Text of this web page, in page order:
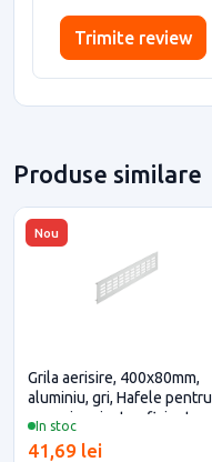
Trimite review
Produse similare
Nou
In stoc
Grila aerisire, 400x80mm,
aluminiu, gri, Hafele pentru
casa si proiecte eficiente
41,69 lei